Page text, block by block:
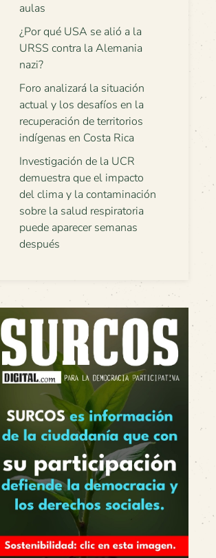
aulas
¿Por qué USA se alió a la
URSS contra la Alemania
nazi?
Foro analizará la situación
actual y los desafíos en la
recuperación de territorios
indígenas en Costa Rica
Investigación de la UCR
demuestra que el impacto
del clima y la contaminación
sobre la salud respiratoria
puede aparecer semanas
después